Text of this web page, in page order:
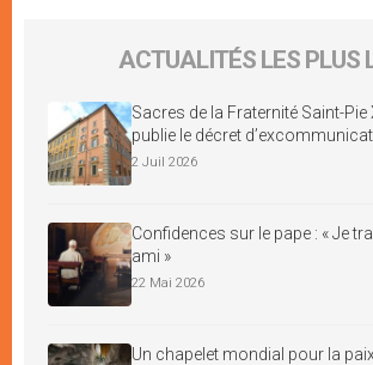
ACTUALITÉS LES PLUS
Sacres de la Fraternité Saint-Pie
publie le décret
2 Juil 2026
Confidences sur le pape : « Je
ami »
22 Mai 2026
Un chapelet mondial pour la